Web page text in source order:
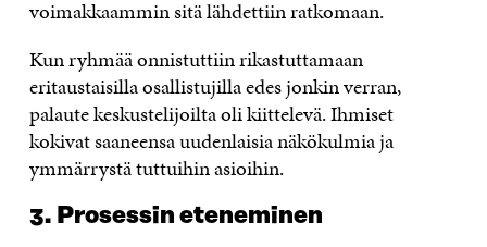
voimakkaammin sitä lähdettiin ratkomaan.
Kun ryhmää onnistuttiin rikastuttamaan
eritaustaisilla osallistujilla edes jonkin verran,
palaute keskustelijoilta oli kiittelevä. Ihmiset
kokivat saaneensa uudenlaisia näkökulmia ja
ymmärrystä tuttuihin asioihin.
3. Prosessin eteneminen